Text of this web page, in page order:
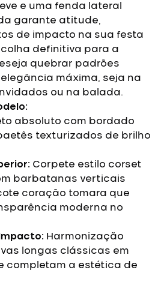
e uma fenda lateral
garante atitude,
de impacto na sua festa
definitiva para a
quebrar padrões
máxima, seja na
ou na balada.
absoluto com bordado
texturizados de brilho
Corpete estilo corset
barbatanas verticais
coração tomara que
moderna no
Harmonização
longas clássicas em
completam a estética de